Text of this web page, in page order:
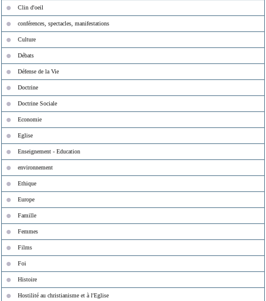
Clin d'oeil
conférences, spectacles, manifestations
Culture
Débats
Défense de la Vie
Doctrine
Doctrine Sociale
Economie
Eglise
Enseignement - Education
environnement
Ethique
Europe
Famille
Femmes
Films
Foi
Histoire
Hostilité au christianisme et à l'Eglise